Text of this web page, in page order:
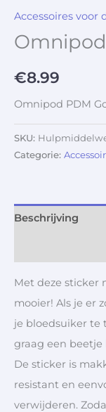
Accessoires
€8.99
Omnipod PDM
SKU:
Categorie:
Beschrijving
Met deze sticker
mooier! Als je er
je bloedsuiker te
graag een beetje
De sticker is
resistant en
verwijderen.